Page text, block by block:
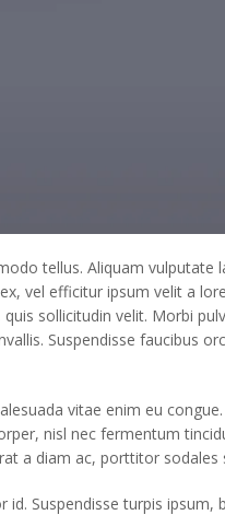
tellus. Aliquam
vel efficitur ipsum velit a
sollicitudin velit. Morbi
Suspendisse faucibus
vitae enim eu
nisl nec fermentum
a diam ac, porttitor sodales
Suspendisse turpis